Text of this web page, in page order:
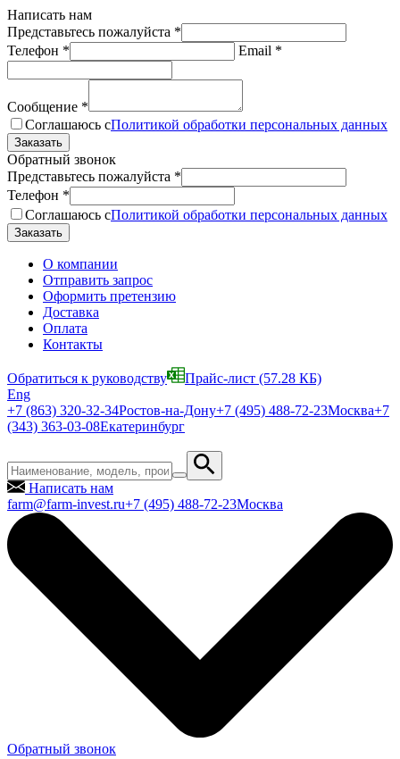
Написать нам
Представьтесь пожалуйста *
Телефон * Email *
Сообщение *
Соглашаюсь сПолитикой обработки персональных данных
Обратный звонок
Представьтесь пожалуйста *
Телефон *
Соглашаюсь сПолитикой обработки персональных данных
О компании
Отправить запрос
Оформить претензию
Доставка
Оплата
Контакты
Обратиться к руководству Прайс-лист (57.28 КБ)
Eng
+7 (863) 320-32-34Ростов-на-Дону+7 (495) 488-72-23Москва+7
(343) 363-03-08Екатеринбург
Написать нам
farm@farm-invest.ru+7 (495) 488-72-23Москва
Обратный звонок